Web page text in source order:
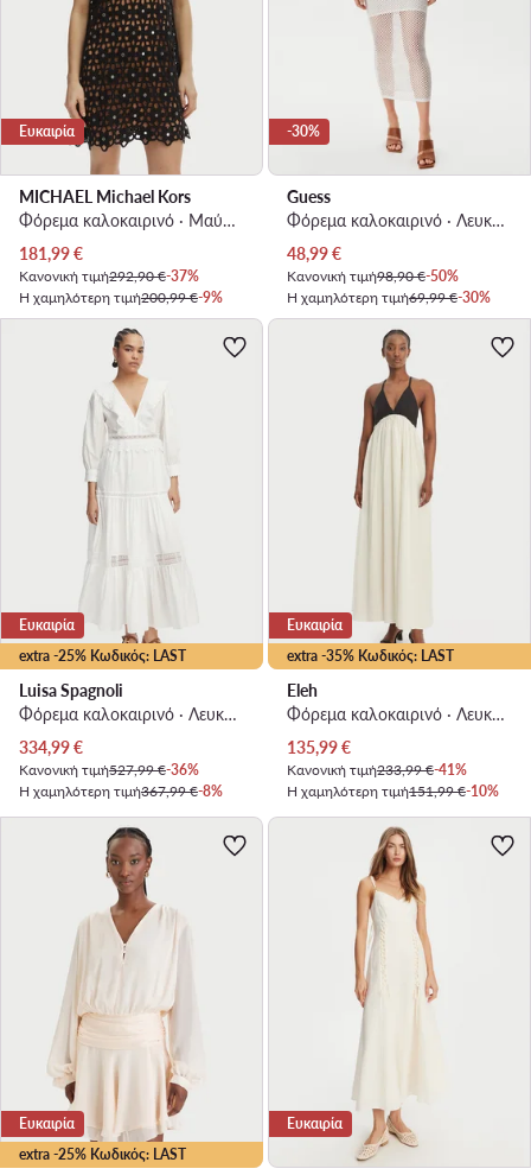
Ευκαιρία
MICHAEL Michael Kors
Φόρεμα καλοκαιρινό · Μαύρο · Mini
Τρέχουσα τιμή
181,99€
Κανονική τιμή292,90 €-37%
Η χαμηλότερη τιμή200,99 €-9%
-30%
Guess
Φόρεμα καλοκαιρινό · Λευκό · Midi
Τρέχουσα τιμή
48,99€
Κανονική τιμή98,90 €-50%
Η χαμηλότερη τιμή69,99 €-30%
extra -25% Κωδικός: LAST
Ευκαιρία
Luisa Spagnoli
Φόρεμα καλοκαιρινό · Λευκό · Maxi
Τρέχουσα τιμή
334,99€
Κανονική τιμή527,99 €-36%
Η χαμηλότερη τιμή367,99 €-8%
extra -35% Κωδικός: LAST
Ευκαιρία
Eleh
Φόρεμα καλοκαιρινό · Λευκό · Maxi
Τρέχουσα τιμή
135,99€
Κανονική τιμή233,99 €-41%
Η χαμηλότερη τιμή151,99 €-10%
extra -25% Κωδικός: LAST
Ευκαιρία Ευκαιρία